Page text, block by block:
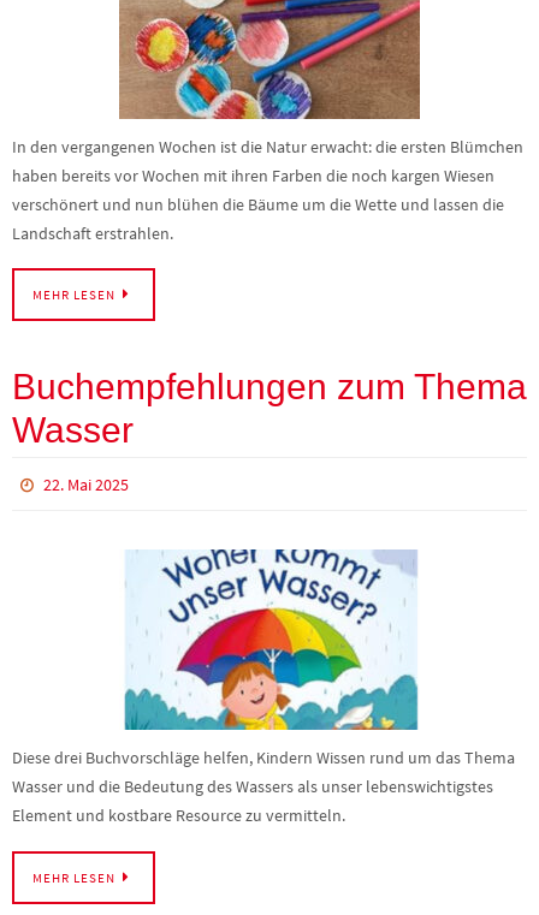
In den vergangenen Wochen ist die Natur erwacht: die ersten Blümchen
haben bereits vor Wochen mit ihren Farben die noch kargen Wiesen
verschönert und nun blühen die Bäume um die Wette und lassen die
Landschaft erstrahlen.
MEHR LESEN
Buchempfehlungen zum Thema
Wasser
22. Mai 2025
Diese drei Buchvorschläge helfen, Kindern Wissen rund um das Thema
Wasser und die Bedeutung des Wassers als unser lebenswichtigstes
Element und kostbare Resource zu vermitteln.
MEHR LESEN